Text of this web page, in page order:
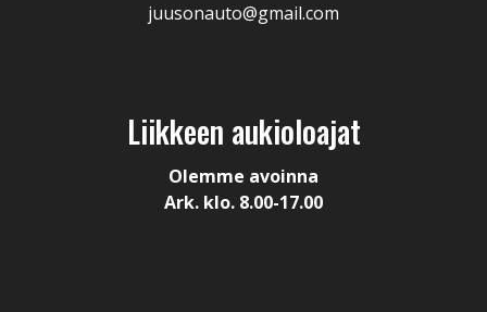
juusonauto@gmail.com
Liikkeen aukioloajat
Olemme avoinna
Ark. klo. 8.00-17.00